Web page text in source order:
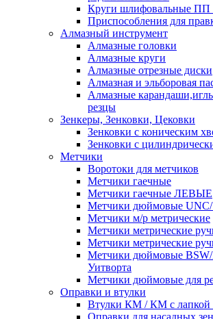
Круги шлифовальные ПП
Приспособления для
Алмазный инструмент
Алмазные головки
Алмазные круги
Алмазные отрезные диски
Алмазная и эльборовая
Алмазные
резцы
Зенкеры, Зенковки, Цековки
Зенковки с коническим
Зенковки с
Метчики
Воротоки для метчиков
Метчики гаечные
Метчики гаечные ЛЕВЫЕ
Метчики дюймовые
Метчики м/р метрические
Метчики метрические
Метчики метрические
Метчики дюймовые BSW/
Уитворта
Метчики дюймовые для
Оправки и втулки
Втулки КМ / КМ с лапкой
Оправки для насадных